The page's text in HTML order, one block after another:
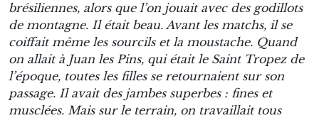
brésiliennes, alors que l’on jouait avec des godillots
de montagne. Il était beau. Avant les matchs, il se
coiffait même les sourcils et la moustache. Quand
on allait à Juan les Pins, qui était le Saint Tropez de
l’époque, toutes les filles se retournaient sur son
passage. Il avait des jambes superbes : fines et
musclées. Mais sur le terrain, on travaillait tous